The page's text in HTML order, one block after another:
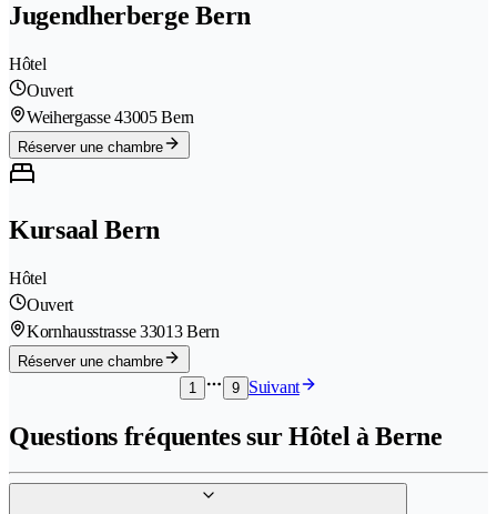
Jugendherberge Bern
Hôtel
Ouvert
Weihergasse 43005 Bern
Réserver une chambre
Kursaal Bern
Hôtel
Ouvert
Kornhausstrasse 33013 Bern
Réserver une chambre
1
9 Suivant
Questions fréquentes sur Hôtel à Berne